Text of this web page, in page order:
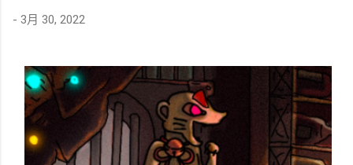
- 3月 30, 2022